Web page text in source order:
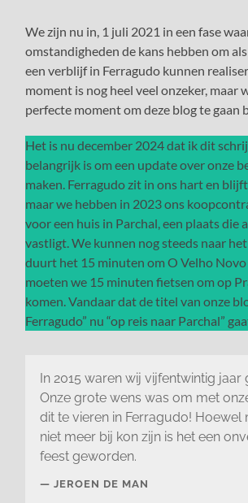
We zijn nu in, 1 juli 2021 in een fase
omstandigheden de kans hebben om
een verblijf in Ferragudo kunnen
moment is nog heel veel onzeker, maar
perfecte moment om deze blog te gaan
Het is nu december 2024 dat ik dit
belangrijk is om een update over onze
maken. Ferragudo zit in ons hart en
maar we hebben in 2023 ons
voor een huis in Parchal, een plaats die
vastligt. We kunnen nog steeds naar
duurt het 15 minuten om O Velho
moeten we 15 minuten fietsen om op
komen. Vandaar dat de titel van onze
Ferragudo” nu “op reis naar Parchal”
In 2015 waren wij vijfentwintig jaar
Onze grote wens was om met
dit te vieren in Ferragudo! Hoewel
niet meer bij kon zijn is het een
feest geworden.
JEROEN DE MAN